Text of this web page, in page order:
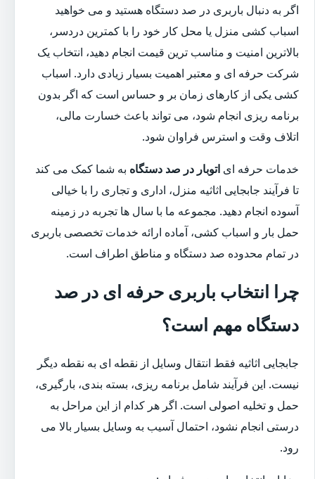
اگر به دنبال باربری در صد دستگاه هستید و می خواهید
اسباب کشی منزل یا محل کار خود را با کمترین دردسر،
بالاترین امنیت و مناسب ترین قیمت انجام دهید، انتخاب یک
شرکت حرفه ای و معتبر اهمیت بسیار زیادی دارد. اسباب
کشی یکی از کارهای زمان بر و حساس است که اگر بدون
برنامه ریزی انجام شود، می تواند باعث خسارت مالی،
اتلاف وقت و استرس فراوان شود.
خدمات حرفه ای اتوبار در صد دستگاه به شما کمک می کند
تا فرآیند جابجایی اثاثیه منزل، اداری و تجاری را با خیالی
آسوده انجام دهید. مجموعه ما با سال ها تجربه در زمینه
حمل بار و اسباب کشی، آماده ارائه خدمات تخصصی باربری
در تمام محدوده صد دستگاه و مناطق اطراف است.
چرا انتخاب باربری حرفه ای در صد
دستگاه مهم است؟
جابجایی اثاثیه فقط انتقال وسایل از نقطه ای به نقطه دیگر
نیست. این فرآیند شامل برنامه ریزی، بسته بندی، بارگیری،
حمل و تخلیه اصولی است. اگر هر کدام از این مراحل به
درستی انجام نشود، احتمال آسیب به وسایل بسیار بالا می
رود.